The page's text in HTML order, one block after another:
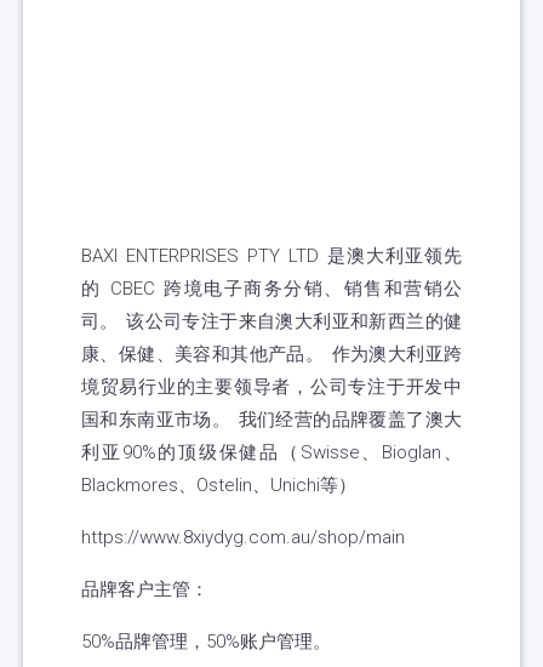
BAXI ENTERPRISES PTY LTD 是澳大利亚领先
的 CBEC 跨境电子商务分销、销售和营销公
司。 该公司专注于来自澳大利亚和新西兰的健
康、保健、美容和其他产品。 作为澳大利亚跨
境贸易行业的主要领导者，公司专注于开发中
国和东南亚市场。 我们经营的品牌覆盖了澳大
利亚90%的顶级保健品（Swisse、Bioglan、
Blackmores、Ostelin、Unichi等）
https://www.8xiydyg.com.au/shop/main
品牌客户主管：
50%品牌管理，50%账户管理。